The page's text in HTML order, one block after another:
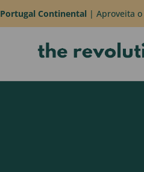
Portugal Continental | Aproveita o